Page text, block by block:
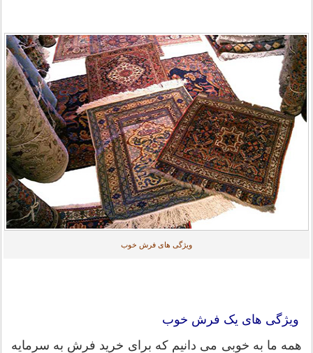
ویژگی های فرش خوب
ویژگی های یک فرش خوب
همه ما به خوبی می دانیم که برای خرید فرش به سرمایه